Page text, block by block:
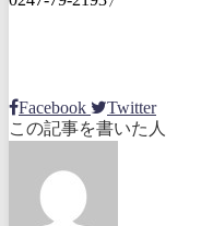
Facebook
Twitter
この記事を書いた人